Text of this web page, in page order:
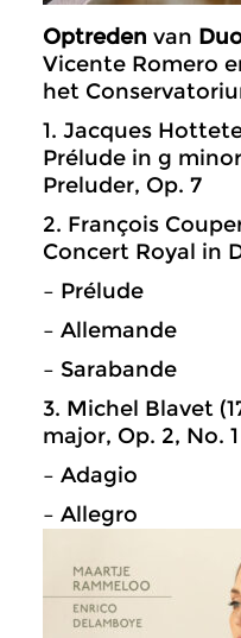
Optreden van
Vicente Romero
het
1. Jacques
Prélude in g
Preluder, Op. 7
2. François
Concert Royal in
– Prélude
– Allemande
– Sarabande
3. Michel Blavet
major, Op. 2, No. 1
– Adagio
– Allegro